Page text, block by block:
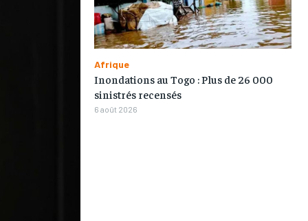
Afrique
Inondations au Togo : Plus de 26 000
sinistrés recensés
6 août 2026